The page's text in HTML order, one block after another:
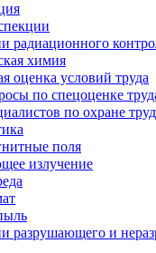
радиационного
химия
оценка условий труда
по спецоценке
по охране
поля
излучение
разрушающего и